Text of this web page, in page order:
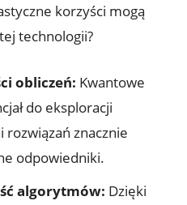
korzyści mogą
technologii?
obliczeń: Kwantowe
do eksploracji
znacznie
odpowiedniki.
algorytmów: Dzięki